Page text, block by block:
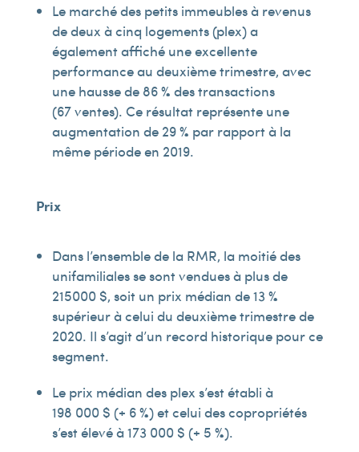
Le marché des petits immeubles à revenus
de deux à cinq logements (plex) a
également affiché une excellente
performance au deuxième trimestre, avec
une hausse de 86 % des transactions
(67 ventes). Ce résultat représente une
augmentation de 29 % par rapport à la
même période en 2019.
Prix
Dans l’ensemble de la RMR, la moitié des
unifamiliales se sont vendues à plus de
215000 $, soit un prix médian de 13 %
supérieur à celui du deuxième trimestre de
2020. Il s’agit d’un record historique pour ce
segment.
Le prix médian des plex s’est établi à
198 000 $ (+ 6 %) et celui des copropriétés
s’est élevé à 173 000 $ (+ 5 %).